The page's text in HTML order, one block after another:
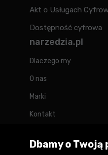
Akt o Usługach
Dostępność cyfrowa
narzedzia.pl
Dlaczego my
O nas
Marki
Kontakt
Forum
Dbamy o